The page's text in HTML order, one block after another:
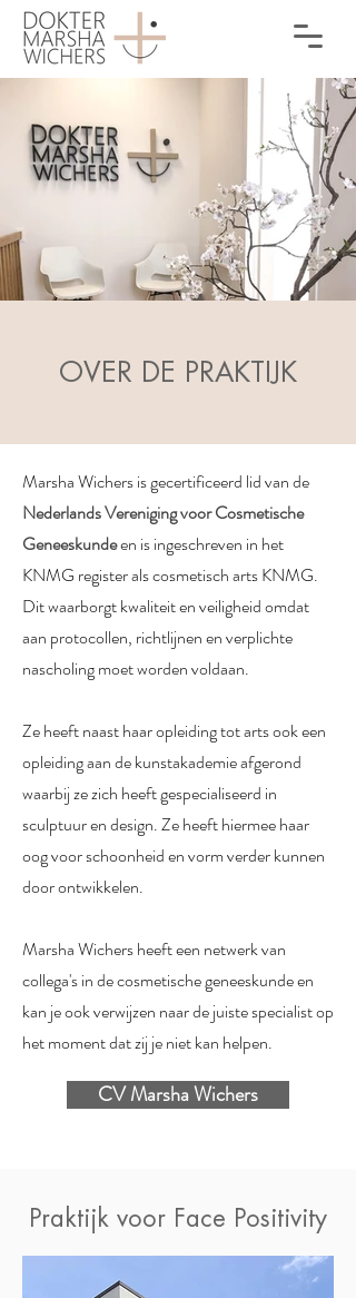
OVER DE PRAKTIJK
Marsha Wichers is gecertificeerd lid van de
Nederlands Vereniging voor Cosmetische
Geneeskundeen is ingeschreven in het
KNMG register alscosmetisch arts KNMG.
Dit waarborgt kwaliteit en veiligheid omdat
aan protocollen, richtlijnen en verplichte
nascholing moet worden voldaan.
Ze heeft naast haar opleiding tot arts ook een
opleiding aan de kunstakademie afgerond
waarbij ze zich heeft gespecialiseerd in
sculptuur en design. Ze heeft hiermee haar
oog voor schoonheid en vorm verder kunnen
door ontwikkelen.
Marsha Wichers heeft een netwerk van
collega's in de cosmetische geneeskunde en
kan je ook verwijzen naar de juiste specialist op
het moment dat zij je niet kan helpen.
CV Marsha Wichers
Praktijk voor Face Positivity